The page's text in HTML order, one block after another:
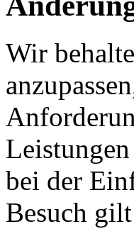
Wir
bei der
Besuch